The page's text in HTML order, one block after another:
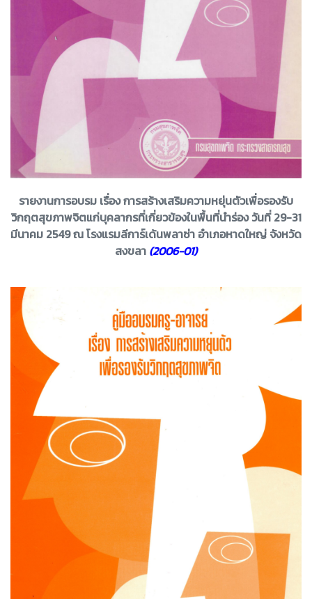
รายงานการอบรม เรื่อง การสร้างเสริมความหยุ่นตัวเพื่อรองรับ
วิกฤตสุขภาพจิตแก่บุคลากรที่เกี่ยวข้องในพื้นที่นำร่อง วันที่ 29-31
มีนาคม 2549 ณ โรงแรมลีการ์เด้นพลาซ่า อำเภอหาดใหญ่ จังหวัด
สงขลา (2006-01)